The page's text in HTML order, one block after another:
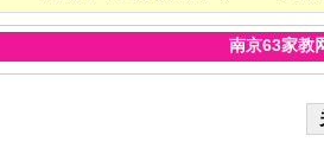
南京63家教